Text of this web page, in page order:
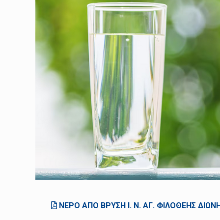
ΝΕΡΟ ΑΠΟ ΒΡΥΣΗ Ι. Ν. ΑΓ. ΦΙΛΟΘΕΗΣ